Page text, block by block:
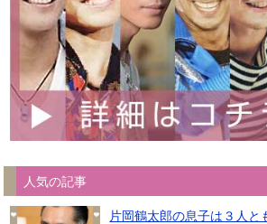
人気の記事
片岡鶴太郎の息子は３人と